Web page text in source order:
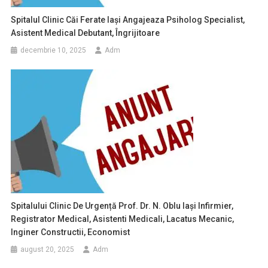
Spitalul Clinic Căi Ferate Iaşi Angajeaza Psiholog Specialist,
Asistent Medical Debutant, Îngrijitoare
decembrie 10, 2025 Adm
Spitalului Clinic De Urgență Prof. Dr. N. Oblu Iași Infirmier,
Registrator Medical, Asistenti Medicali, Lacatus Mecanic,
Inginer Constructii, Economist
august 20, 2025 Adm